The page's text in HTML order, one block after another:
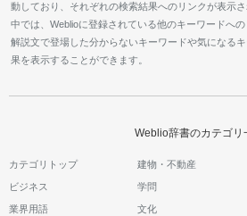
動しており、それぞれの検索結果へのリンクが表示
中では、Weblioに登録されている他のキーワードへの
解説文で登場した分からないキーワードや気になる
果を表示することができます。
Weblio辞書のカテゴリ
カテゴリトップ 建物・不動産
ビジネス 学問
業界用語 文化